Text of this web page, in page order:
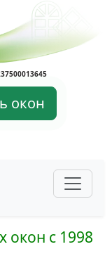
окон
окон с 1998